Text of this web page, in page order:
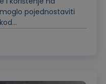
pojednostaviti